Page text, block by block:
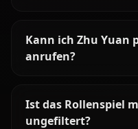
Kann ich Zhu Yuan
anrufen?
Ist das Rollenspiel
ungefiltert?